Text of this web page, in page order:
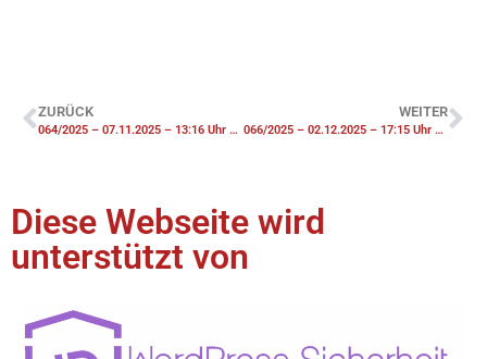
ZURÜCK
064/2025 – 07.11.2025 – 13:16 Uhr – FK1 Nachlöscharbeiten PKW
WEITER
066/2025 – 02.12.2025 – 17:15 Uhr – F3-Y Brennt Maschine – Alarmübung
Diese Webseite wird
unterstützt von​